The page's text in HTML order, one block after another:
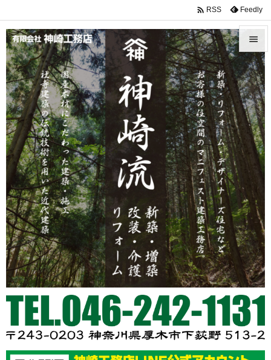


メニュ

サイド

前へ

次へ

検索
 RSS Feedly